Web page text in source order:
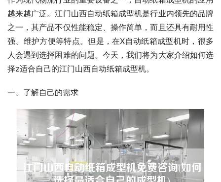
越来越广泛。江门山西自动纸箱成型机是行业内领先的品牌
之一，其产品不仅性能稳定、操作简单，而且还具有耐用性
强、维护方便等特点。但是，在X自动纸箱成型机时，很多
人会遇到选择困难的问题。今天，我们将为大家介绍如何选
择z适合自己的江门山西自动纸箱成型机。
一、了解自己的需求